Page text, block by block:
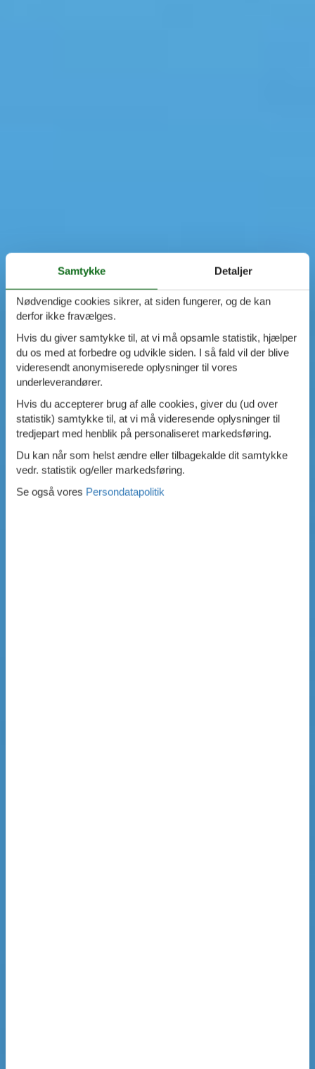
Samtykke Detaljer
Nødvendige cookies sikrer, at siden fungerer, og de kan
derfor ikke fravælges.
Hvis du giver samtykke til, at vi må opsamle statistik, hjælper
du os med at forbedre og udvikle siden. I så fald vil der blive
videresendt anonymiserede oplysninger til vores
underleverandører.
Hvis du accepterer brug af alle cookies, giver du (ud over
statistik) samtykke til, at vi må videresende oplysninger til
tredjepart med henblik på personaliseret markedsføring.
Du kan når som helst ændre eller tilbagekalde dit samtykke
vedr. statistik og/eller markedsføring.
Se også vores Persondatapolitik